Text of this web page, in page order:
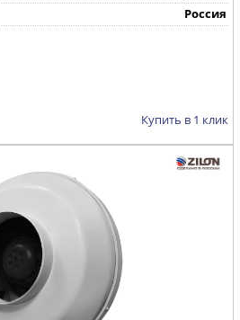
Россия
Купить в 1 клик